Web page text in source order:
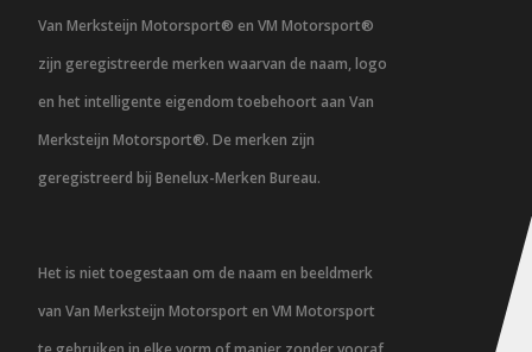
Van Merksteijn Motorsport® en VM Motorsport®
zijn geregistreerde merken waarvan de naam, logo
en het intelligente eigendom toebehoort aan Van
Merksteijn Motorsport®. De merken zijn
geregistreerd bij Benelux-Merken Bureau.
Het is niet toegestaan om de naam en beeldmerk
van Van Merksteijn Motorsport en VM Motorsport